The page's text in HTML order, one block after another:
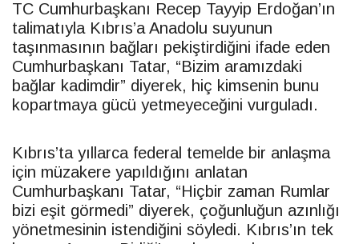
TC Cumhurbaşkanı Recep Tayyip Erdoğan’ın
talimatıyla Kıbrıs’a Anadolu suyunun
taşınmasının bağları pekiştirdiğini ifade eden
Cumhurbaşkanı Tatar, “Bizim aramızdaki
bağlar kadimdir” diyerek, hiç kimsenin bunu
kopartmaya gücü yetmeyeceğini vurguladı.
Kıbrıs’ta yıllarca federal temelde bir anlaşma
için müzakere yapıldığını anlatan
Cumhurbaşkanı Tatar, “Hiçbir zaman Rumlar
bizi eşit görmedi” diyerek, çoğunluğun azınlığı
yönetmesinin istendiğini söyledi. Kıbrıs’ın tek